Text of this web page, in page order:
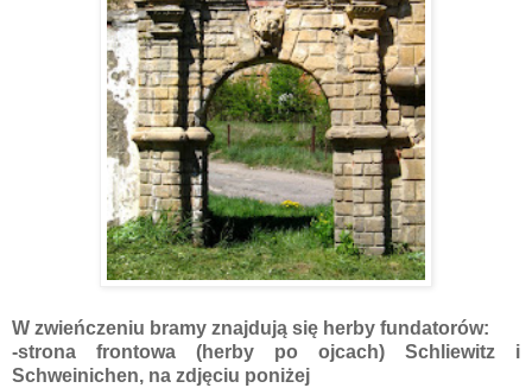
W zwieńczeniu bramy znajdują się herby fundatorów:
-strona frontowa (herby po ojcach) Schliewitz i
Schweinichen, na zdjęciu poniżej